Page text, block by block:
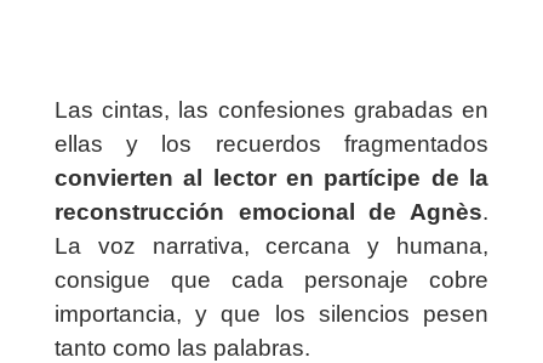
Las cintas, las confesiones grabadas en
ellas y los recuerdos fragmentados
convierten al lector en partícipe de la
reconstrucción emocional de Agnès.
La voz narrativa, cercana y humana,
consigue que cada personaje cobre
importancia, y que los silencios pesen
tanto como las palabras.